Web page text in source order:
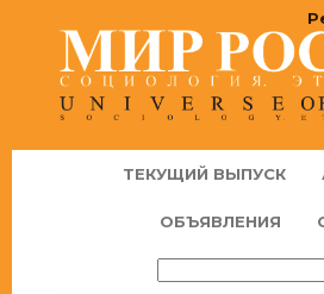
ТЕКУЩИЙ ВЫПУСК
ОБЪЯВЛЕНИЯ